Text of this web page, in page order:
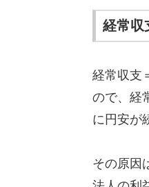
経常収
経常収支
ので、経
に円安が
その原因